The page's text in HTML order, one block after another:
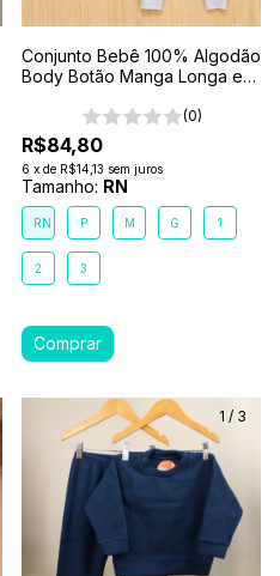
Conjunto Bebê 100% Algodão
Body Botão Manga Longa e
(0)
R$84,80
6 x de R$14,13 sem juros
Tamanho: RN
RN P M G 1
2 3
1 / 3